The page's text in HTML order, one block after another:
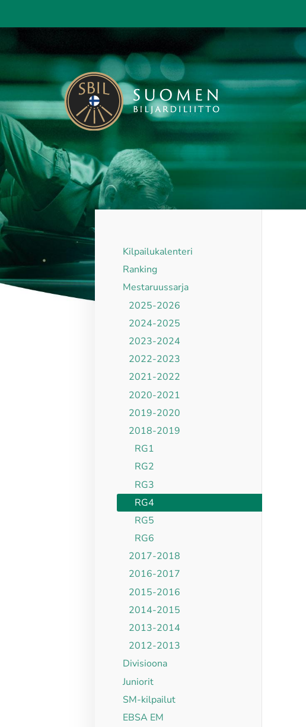
sivun
Suomen Biljardiliitto ry
Kilpailukalenteri
Ranking
Mestaruussarja
2025-2026
2024-2025
2023-2024
2022-2023
2021-2022
2020-2021
2019-2020
2018-2019
RG1
RG2
RG3
RG4
RG5
RG6
2017-2018
2016-2017
2015-2016
2014-2015
2013-2014
2012-2013
Divisioona
Juniorit
SM-kilpailut
EBSA EM